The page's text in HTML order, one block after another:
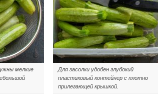
мелкие
Для засолки удобен глубокий
пластиковый контейнер с плотно
прилегающей крышкой.